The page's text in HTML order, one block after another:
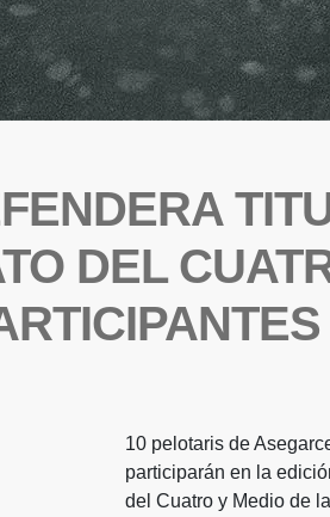
DEL
10 pelotaris de
participarán en la
del Cuatro y Medio de